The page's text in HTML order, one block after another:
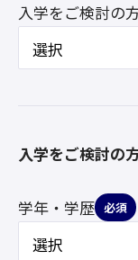
入学をご検討の
入学をご検討の
学年・学歴 必須